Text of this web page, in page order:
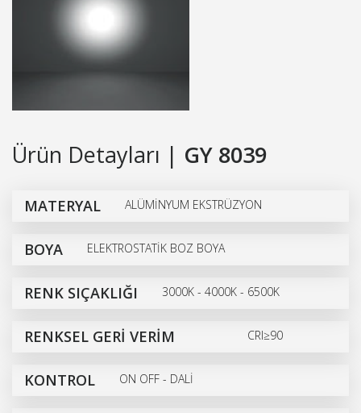
Ürün Detayları | GY 8039
MATERYAL ALÜMİNYUM EKSTRÜZYON
BOYA ELEKTROSTATİK BOZ BOYA
RENK SIÇAKLIĞI 3000K - 4000K - 6500K
RENKSEL GERİ VERİM CRI≥90
KONTROL ON OFF - DALİ